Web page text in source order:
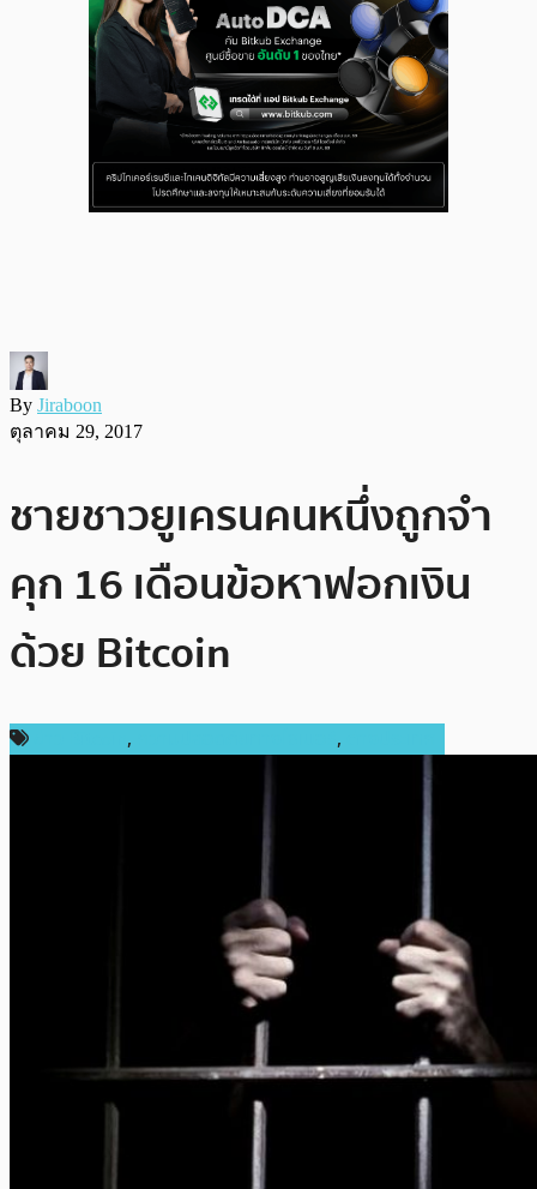
By Jiraboon
ตุลาคม 29, 2017
ชายชาวยูเครนคนหนึ่งถูกจำ
คุก 16 เดือนข้อหาฟอกเงิน
ด้วย Bitcoin
, ,